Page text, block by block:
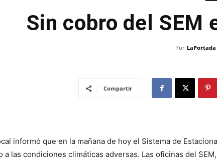
Sin cobro del SEM
Por LaPortada
Compartir
informó que en la mañana de hoy el Sistema de
a las condiciones climáticas adversas. Las oficinas del